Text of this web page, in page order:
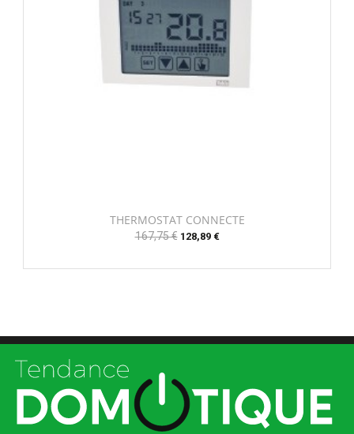
THERMOSTAT CONNECTE
Prix
167,75 € Prix
128,89 €